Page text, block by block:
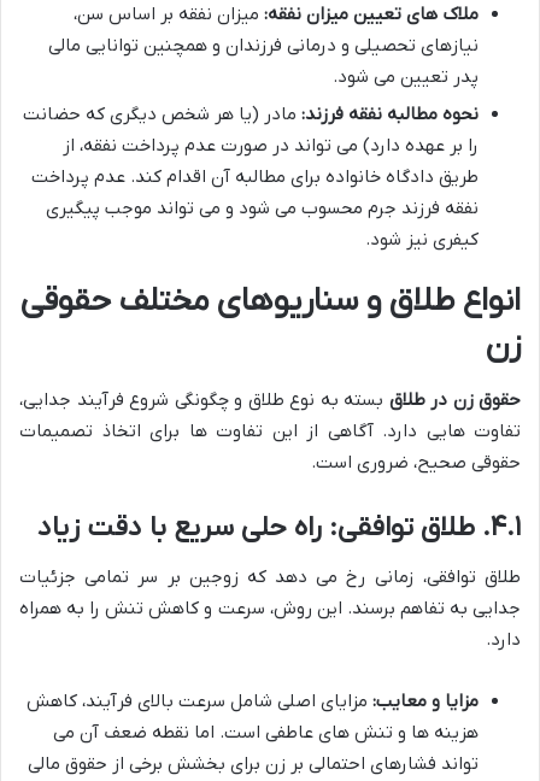
ملاک های تعیین میزان نفقه: میزان نفقه بر اساس سن،
نیازهای تحصیلی و درمانی فرزندان و همچنین توانایی مالی
پدر تعیین می شود.
نحوه مطالبه نفقه فرزند: مادر (یا هر شخص دیگری که حضانت
را بر عهده دارد) می تواند در صورت عدم پرداخت نفقه، از
طریق دادگاه خانواده برای مطالبه آن اقدام کند. عدم پرداخت
نفقه فرزند جرم محسوب می شود و می تواند موجب پیگیری
کیفری نیز شود.
انواع طلاق و سناریوهای مختلف حقوقی
زن
حقوق زن در طلاق بسته به نوع طلاق و چگونگی شروع فرآیند جدایی،
تفاوت هایی دارد. آگاهی از این تفاوت ها برای اتخاذ تصمیمات
حقوقی صحیح، ضروری است.
۴.۱. طلاق توافقی: راه حلی سریع با دقت زیاد
طلاق توافقی، زمانی رخ می دهد که زوجین بر سر تمامی جزئیات
جدایی به تفاهم برسند. این روش، سرعت و کاهش تنش را به همراه
دارد.
مزایا و معایب: مزایای اصلی شامل سرعت بالای فرآیند، کاهش
هزینه ها و تنش های عاطفی است. اما نقطه ضعف آن می
تواند فشارهای احتمالی بر زن برای بخشش برخی از حقوق مالی